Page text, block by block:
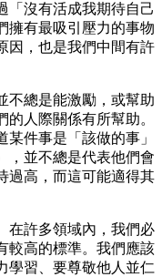
「沒有活成我期待自己
擁有最吸引壓力的事物
因，也是我們中間有許
不總是能激勵，或幫助
人際關係有所幫助。
件事是「該做的事」
，並不總是代表他們會
過高，而這可能適得其
在許多領域內，我們必
較高的標準。我們應該
學習、要尊敬他人並仁